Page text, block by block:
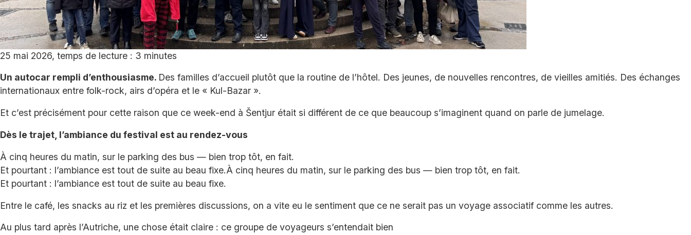
25 mai 2026, temps de lecture : 3 minutes
Un autocar rempli d’enthousiasme. Des familles d’accueil plutôt que la routine de l’hôtel. Des jeunes, de nouvelles rencontres, de vieilles amitiés. Des échanges
internationaux entre folk-rock, airs d’opéra et le « Kul-Bazar ».
Et c’est précisément pour cette raison que ce week-end à Šentjur était si différent de ce que beaucoup s’imaginent quand on parle de jumelage.
Dès le trajet, l’ambiance du festival est au rendez-vous
À cinq heures du matin, sur le parking des bus — bien trop tôt, en fait.
Et pourtant : l’ambiance est tout de suite au beau fixe.À cinq heures du matin, sur le parking des bus — bien trop tôt, en fait.
Et pourtant : l’ambiance est tout de suite au beau fixe.
Entre le café, les snacks au riz et les premières discussions, on a vite eu le sentiment que ce ne serait pas un voyage associatif comme les autres.
Au plus tard après l’Autriche, une chose était claire : ce groupe de voyageurs s’entendait bien